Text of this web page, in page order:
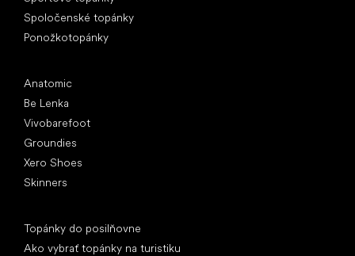
Spoločenské topánky
Ponožkotopánky
Anatomic
Be Lenka
Vivobarefoot
Groundies
Xero Shoes
Skinners
Topánky do posilňovne
Ako vybrať topánky na turistiku